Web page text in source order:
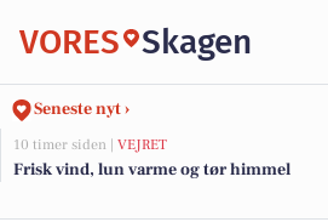
VORES Skagen
Seneste nyt ›
10 timer siden | VEJRET
Frisk vind, lun varme og tør himmel